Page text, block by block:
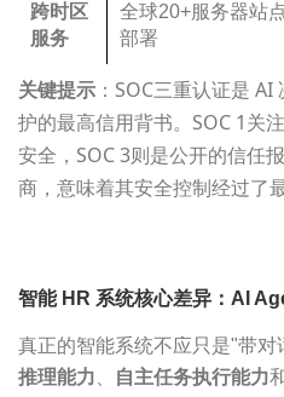
跨时区
服务
全球20+服务器站
部署
关键提示 ：SOC三重认证是
护的最高信用背书。SOC 1关
安全，SOC 3则是公开的信任
商，意味着其安全控制经过了
智能 HR 系统核心差异：AI
真正的智能系统不应只是"带
推理能力
自主任务执行能力